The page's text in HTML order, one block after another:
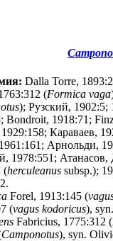
Dalla Torre,
(Formica vaga
); Рузский, 1902:5;
Bondroit, 1918:71;
1929:158; Караваев,
Арнольди,
1978:551;
(herculeanus subsp.);
Forel, 1913:145 (
(vagus kodoricus),
Fabricius, 1775:312 (
Camponotus), syn.